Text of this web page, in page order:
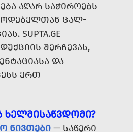
ᲐᲦᲐᲠ ᲡᲐᲭᲘᲠᲝᲔᲑᲡ
ᲪᲐᲚ-
SUPTA.GE
ᲨᲔᲠᲩᲔᲕᲐᲡ,
ᲓᲐ
ᲔᲠᲗ
ᲮᲔᲚᲛᲘᲡᲐᲬᲕᲓᲝᲛᲘ?
ᲜᲘᲕᲗᲔᲑᲘ — ᲡᲐᲬᲔᲠᲘ